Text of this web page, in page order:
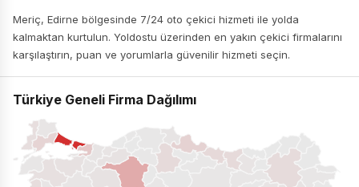
Meriç, Edirne bölgesinde 7/24 oto çekici hizmeti ile yolda
kalmaktan kurtulun. Yoldostu üzerinden en yakın çekici firmalarını
karşılaştırın, puan ve yorumlarla güvenilir hizmeti seçin.
Türkiye Geneli Firma Dağılımı